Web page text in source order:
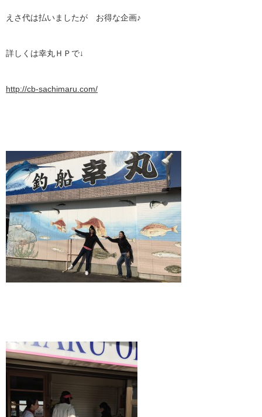
えさ代は払いましたが お得な企画♪
詳しくは幸丸ＨＰで↓
http://cb-sachimaru.com/